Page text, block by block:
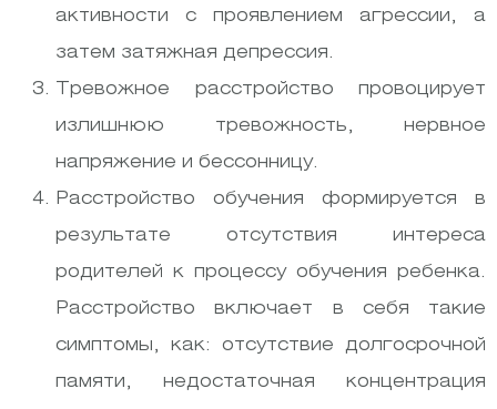
активности с проявлением агрессии, а
затем затяжная депрессия.
Тревожное расстройство провоцирует
излишнюю тревожность, нервное
напряжение и бессонницу.
Расстройство обучения формируется в
результате отсутствия интереса
родителей к процессу обучения ребенка.
Расстройство включает в себя такие
симптомы, как: отсутствие долгосрочной
памяти, недостаточная концентрация